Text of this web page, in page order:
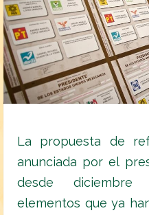
La propuesta de
anunciada por el
desde
elementos que ya